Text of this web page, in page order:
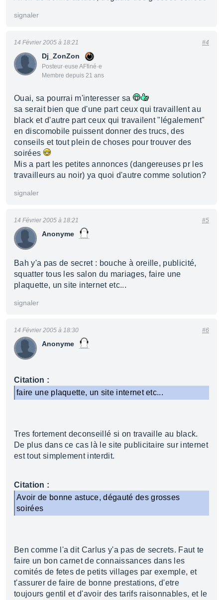
signaler
Dj_ZonZon
Posteur·euse AFfiné·e
Membre depuis 21 ans
14 Février 2005 à 18:21 #4
Ouai, sa pourrai m'interesser sa
sa serait bien que d'une part ceux qui travaillent au
black et d'autre part ceux qui travailent "légalement"
en discomobile puissent donner des trucs, des
conseils et tout plein de choses pour trouver des
soirées
Mis a part les petites annonces (dangereuses pr les
travailleurs au noir) ya quoi d'autre comme solution?
signaler
Anonyme
14 Février 2005 à 18:21 #5
Bah y'a pas de secret : bouche à oreille, publicité,
squatter tous les salon du mariages, faire une
plaquette, un site internet etc...
signaler
Anonyme
14 Février 2005 à 18:30 #6
Citation :
faire une plaquette, un site internet etc...
Tres fortement deconseillé si on travaille au black.
De plus dans ce cas là le site publicitaire sur internet
est tout simplement interdit.
Citation :
Avoir de bonne astuce, dégauté des grosses
soirées
Ben comme l'a dit Carlus y'a pas de secrets. Faut te
faire un bon carnet de connaissances dans les
comités de fetes de petits villages par exemple, et
t'assurer de faire de bonne prestations, d'etre
toujours gentil et d'avoir des tarifs raisonnables, et le